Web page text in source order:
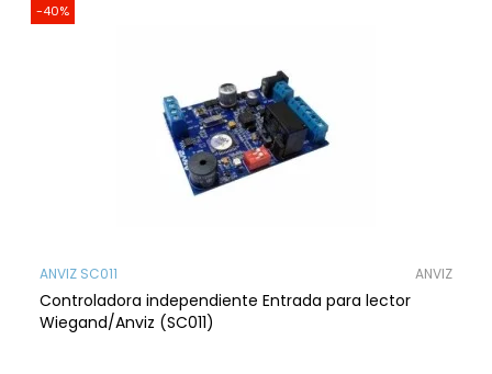
-40%
ANVIZ SC011 ANVIZ
Controladora independiente Entrada para lector
Wiegand/Anviz (SC011)